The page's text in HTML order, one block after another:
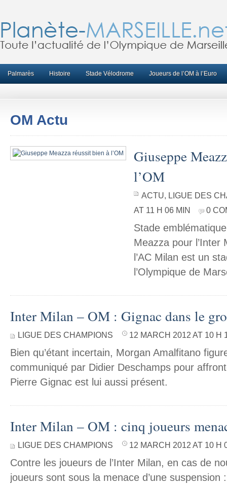
Palmarès Histoire Stade Vélodrome Joueurs de l’OM à l’Euro
OM Actu
Giuseppe
l’OM
ACTU, LIGUE DES
AT 11 H 06 MIN
0
Stade
Meazza pour l’Inter
l’AC Milan est un
l’Olympique de
Inter Milan – OM : Gignac dans le
LIGUE DES CHAMPIONS 12 MARCH 2012 AT 10 H
Bien qu’étant incertain, Morgan Amalfitano
communiqué par Didier Deschamps pour
Pierre Gignac est lui aussi présent.
Inter Milan – OM : cinq joueurs
LIGUE DES CHAMPIONS 12 MARCH 2012 AT 10 H
Contre les joueurs de l’Inter Milan, en cas de
joueurs sont sous la menace d’une suspension